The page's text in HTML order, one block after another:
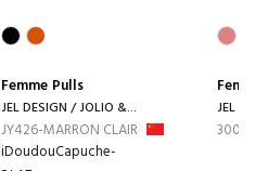
Femme Pulls
JEL DESIGN / JOLIO &...
JY426-MARRON CLAIR
JEL
3009-